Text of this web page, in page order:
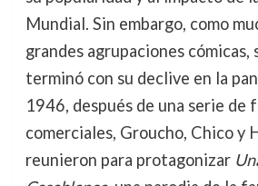
Mundial. Sin embargo, como
grandes agrupaciones cómicas,
terminó con su declive en la
1946, después de una serie de
comerciales, Groucho, Chico y
reunieron para protagonizar